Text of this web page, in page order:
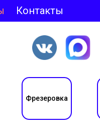
Контакты
Фрезеровка